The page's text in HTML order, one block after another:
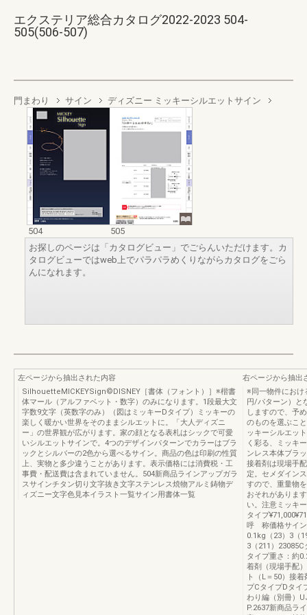
エクステリア総合カタログ2022-2023 504-
505(506-507)
門まわり サイン ディズニー ミッキーシルエットサイン
504
505
お探しのページは「カタログビュー」でごらんいただけます。カ
タログビューではweb上でパラパラめくりながらカタログをごら
んになれます。
左ページから抽出された内容
SilhouetteMICKEYSign©DISNEY［書体（フォント）］※楷書
体マール（アルファベット・数字）のみになります。1段最大文
字数9文字（英数字のみ）（図はミッキーDタイプ）ミッキーの
楽しく暖かい世界をそのままシルエットに。「大人ディズニ
ー」の世界観が広がります。家の顔となる表札はシックで可愛
いシルエットサインで。4つのデザインパターンでカラーはブラ
ックとシルバーの2色から選べるサイン。商品の色は印刷の性質
上、実物と多少違うことがあります。表示価格には消費税・工
事費・配送費は含まれていません。504新商品ラインアップガラ
スサインチタン切り文字抜き文字ステンレス焼物アルミ鋳物デ
ィズニー文字色見本イラスト一覧サイン用書体一覧
右ページから抽出
※同一物件におけ
円/パターン）と
しますので、予
のものを選ぶこ
ッキーシルエッ
く彩る、ミッキ
ンレス本体ブラ
接着剤は現場手
定。セメダイン
すので、重量物
おそれがありま
い。注意ミッキ
タイプ
呼 称価格サイン
0.1kg（23）3（
3（211）
タイプ重さ：約
着剤（現場手配
ト（L＝50）接
プCタイプDタイ
わり編（別冊）
P.2637新商品ラ